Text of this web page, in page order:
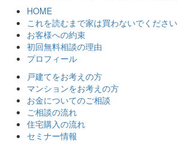
HOME
これを読むまで家は買わないでください
お客様への約束
初回無料相談の理由
プロフィール
戸建てをお考えの方
マンションをお考えの方
お金についてのご相談
ご相談の流れ
住宅購入の流れ
セミナー情報